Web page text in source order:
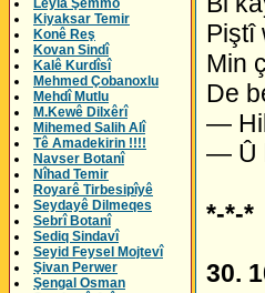
Leyla Şemmo
Kiyaksar Temir
Konê Reş
Kovan Sindî
Kalê Kurdîsî
Mehmed Çobanoxlu
Mehdî Mutlu
M.Kewê Dilxêrî
Mihemed Salih Alî
Tê Amadekirin !!!!
Navser Botanî
Nîhad Temir
Royarê Tirbesipîyê
Seydayê Dilmeqes
Sebrî Botanî
Sediq Sindavî
Seyid Feysel Mojtevî
Şivan Perwer
Şengal Osman
Piştî
Min
De
—
— Û
*-*-*
30.